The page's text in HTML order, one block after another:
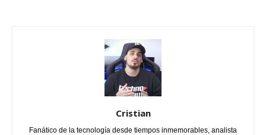
Cristian
Fanático de la tecnología desde tiempos inmemorables, analista